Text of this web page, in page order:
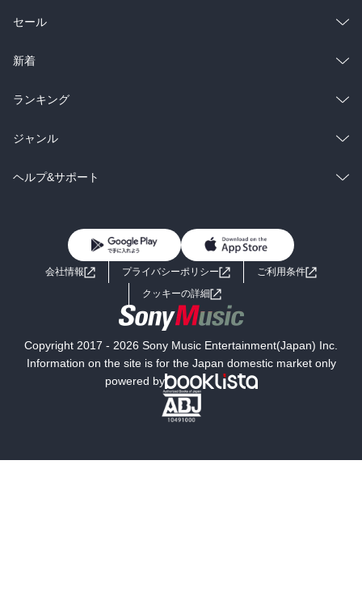
で、
しかも、
ちなみに、
２人で、
たまには何も考えないでそれこそファミレスで食べまくりたい！
思うけど、
３０００円じゃ無理かぁ。。。
昨日のハンバーガーは１７６０円。
これがかぐりんの限界の豪勢ごはんだな！
ちなみに、
北千住のサニーダイナー！
総合
ラノベ
雑誌・グラビア
BL・TL
セール
総合
ラノベ
雑誌・グラビア
BL・TL
新着
総合
ラノベ
雑誌・グラビア
ランキング
総合
ラノベ
ジャンル
コミック
ライトノベル 男子向けラノベ
小説
海外小説
ミステリー SF
文学
ヘルプ&サポート
よくあるご質問 お問い合わせ
会社情報 プライバシーポリシー
ご利用条件
クッキーの詳細
Copyright 2017 - 2026 Sony Music Entertainment(Japan) Inc.
Information on the site is for the Japan domestic market only
powered by